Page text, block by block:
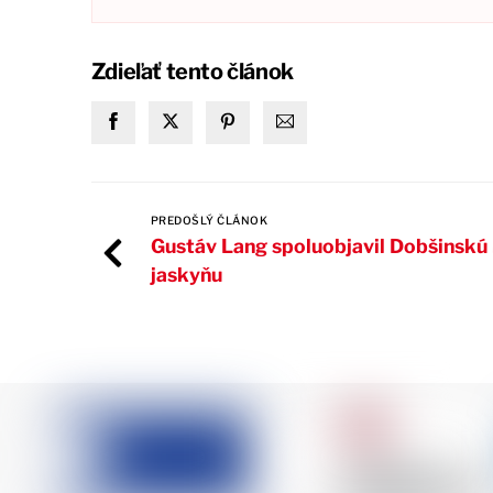
Zdieľať tento článok
PREDOŠLÝ ČLÁNOK
Gustáv Lang spoluobjavil Dobšinskú
jaskyňu